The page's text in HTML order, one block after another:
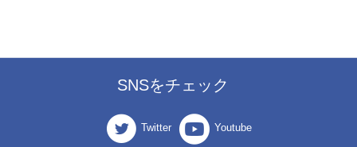
SNSをチェック
Twitter Youtube